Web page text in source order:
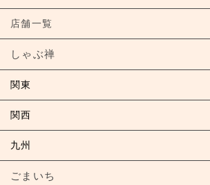
店舗一覧
しゃぶ禅
関東
関西
九州
ごまいち